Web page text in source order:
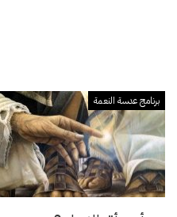
برنامج عدسة النعمة